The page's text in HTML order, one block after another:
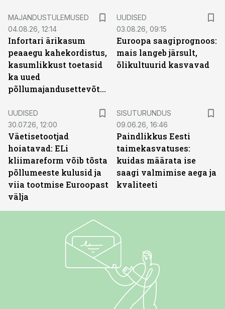
MAJANDUSTULEMUSED
04.08.26, 12:14
Infortari ärikasum
peaaegu kahekordistus,
kasumlikkust toetasid
ka uued
põllumajandusettevõtted
UUDISED
03.08.26, 09:15
Euroopa saagiprognoos:
mais langeb järsult,
õlikultuurid kasvavad
UUDISED
30.07.26, 12:00
Väetisetootjad
hoiatavad: ELi
kliimareform võib tõsta
põllumeeste kulusid ja
viia tootmise Euroopast
välja
SISUTURUNDUS
09.06.26, 16:46
Paindlikkus Eesti
taimekasvatuses:
kuidas määrata ise
saagi valmimise aega ja
kvaliteeti